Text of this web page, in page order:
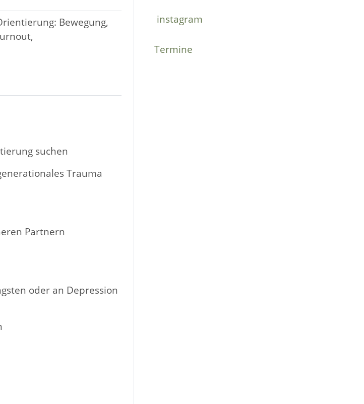
Bewegung,
suchen
Trauma
Partnern
oder an Depression
instagram
Termine